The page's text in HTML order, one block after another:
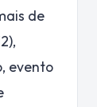
de
evento